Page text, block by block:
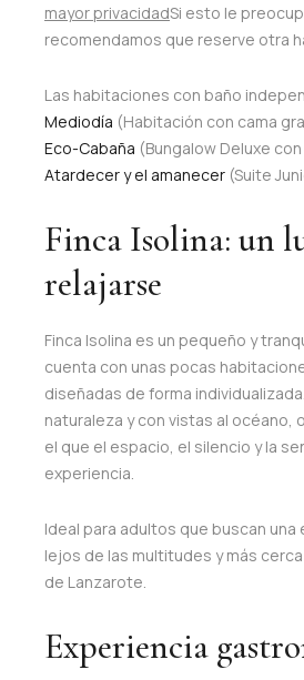
mayor privacidadSi esto le
recomendamos que reserve otra
Las habitaciones con baño
Mediodía (Habitación con cama
Eco-Cabaña (Bungalow Deluxe
Atardecer y el amanecer (Suite
Finca Isolina: un
relajarse
Finca Isolina es un pequeño y
cuenta con unas pocas
diseñadas de forma
naturaleza y con vistas al océano,
el que el espacio, el silencio y la
experiencia.
Ideal para adultos que buscan una
lejos de las multitudes y más
de Lanzarote.
Experiencia